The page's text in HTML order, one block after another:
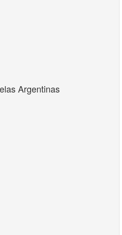
Argentinas